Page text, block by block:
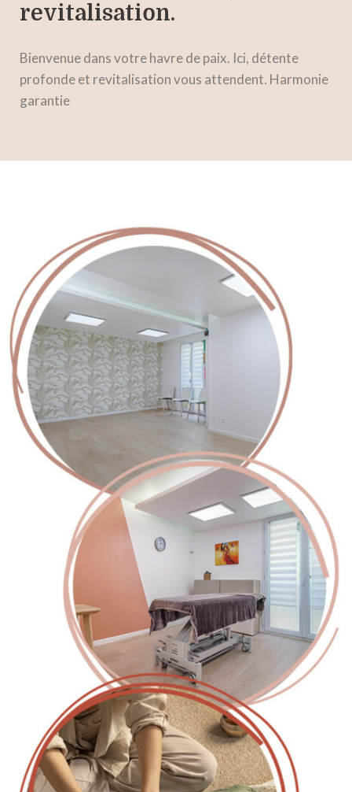
revitalisation.
Bienvenue dans votre havre de paix. Ici, détente
profonde et revitalisation vous attendent. Harmonie
garantie